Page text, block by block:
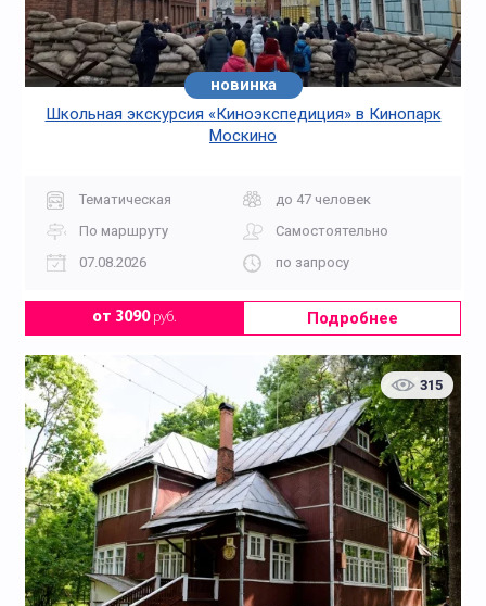
новинка
Школьная экскурсия «Киноэкспедиция» в Кинопарк
Москино
Тематическая
до 47 человек
По маршруту
Самостоятельно
07.08.2026
по запросу
от 3090руб. Подробнее
315